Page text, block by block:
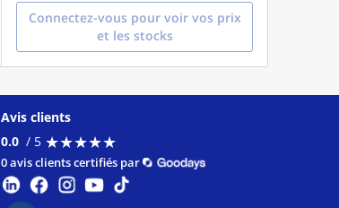
Connectez-vous pour voir vos prix
et les stocks
Avis clients
0.0 / 5 ★★★★★
★★★★★
0 avis clients certifiés par